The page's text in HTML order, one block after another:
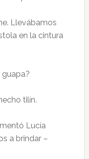
Llevábamos
en la cintura
tilín.
Lucía
a brindar –